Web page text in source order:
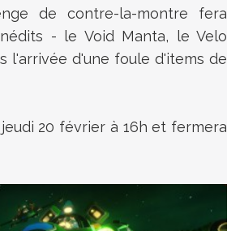
de contre-la-montre fera
- le Void Manta, le Velo
l'arrivée d'une foule d'items de
20 février à 16h et fermera